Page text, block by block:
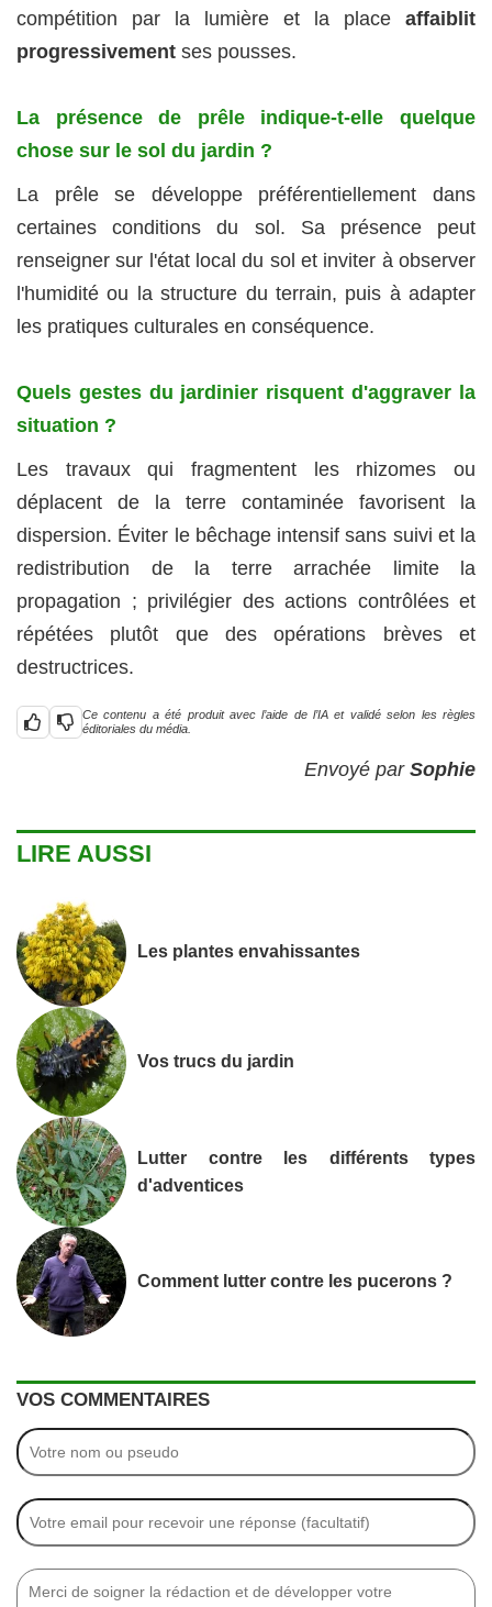
compétition par la lumière et la place affaiblit
progressivement ses pousses.
La présence de prêle indique‑t‑elle quelque
chose sur le sol du jardin ?
La prêle se développe préférentiellement dans
certaines conditions du sol. Sa présence peut
renseigner sur l'état local du sol et inviter à observer
l'humidité ou la structure du terrain, puis à adapter
les pratiques culturales en conséquence.
Quels gestes du jardinier risquent d'aggraver la
situation ?
Les travaux qui fragmentent les rhizomes ou
déplacent de la terre contaminée favorisent la
dispersion. Éviter le bêchage intensif sans suivi et la
redistribution de la terre arrachée limite la
propagation ; privilégier des actions contrôlées et
répétées plutôt que des opérations brèves et
destructrices.
Ce contenu a été produit avec l’aide de l’IA et validé selon les règles
éditoriales du média.
Envoyé par Sophie
LIRE AUSSI
Les plantes envahissantes
Vos trucs du jardin
Lutter contre les différents types
d'adventices
Comment lutter contre les pucerons ?
VOS COMMENTAIRES